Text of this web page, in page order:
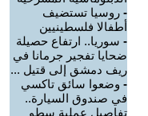
- روسيا تستضيف
أطفالا فلسطينيين
- سوريا.. ارتفاع حصيلة
ضحايا تفجير جرمانا في
ريف دمشق إلى قتيل ...
- وضعوا سائق تاكسي
في صندوق السيارة..
تفاصيل عملية سطو